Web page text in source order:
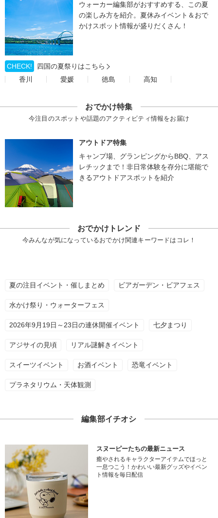
ウォーカー編集部がおすすめする、この夏
の楽しみ方を紹介。夏休みイベント＆おで
かけスポット情報が盛りだくさん！
CHECK!
四国の夏祭りはこちら
香川
愛媛 徳島 高知
おでかけ特集
今注目のスポットや話題のアクティビティ情報をお届け
アウトドア特集
キャンプ場、グランピングからBBQ、アス
レチックまで！非日常体験を存分に堪能で
きるアウトドアスポットを紹介
おでかけトレンド
今みんなが気になっているおでかけ関連キーワードはコレ！
夏の注目イベント・催しまとめ ビアガーデン・ビアフェス
水かけ祭り・ウォーターフェス
2026年9月19日～23日の連休開催イベント 七夕まつり
アジサイの見頃 リアル謎解きイベント
スイーツイベント お酒イベント 恐竜イベント
プラネタリウム・天体観測
編集部イチオシ
スヌーピーたちの最新ニュース
癒やされるキャラクターアイテムでほっと
一息つこう！かわいい最新グッズやイベン
ト情報を毎日配信